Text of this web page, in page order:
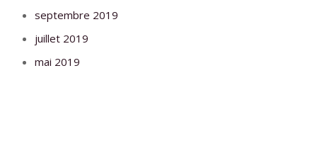
septembre 2019
juillet 2019
mai 2019